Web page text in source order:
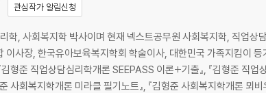
상담 102
상담 110
)
년 상담의 이론과 실제 120
관심작가 알림신청
학, 사회복지학 박사이며 현재 넥스트공무원 사회복지학, 직업
이사장, 한국유아보육복지학회 학술이사, 대한민국 가족지킴이
김형준 직업상담심리학개론 SEEPASS 이론+기출』, 『김형준 직
준 사회복지학개론 미라클 필기노트』, 『김형준 사회복지학개론 뫼